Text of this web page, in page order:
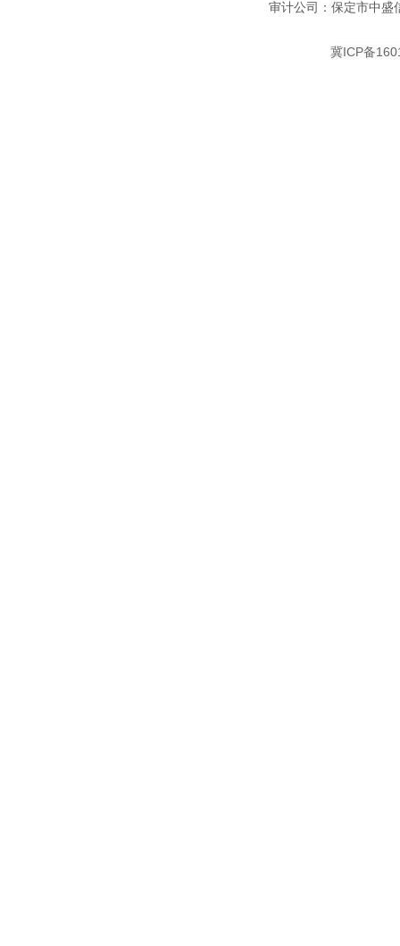
审计公司：保定市中盛
冀ICP备